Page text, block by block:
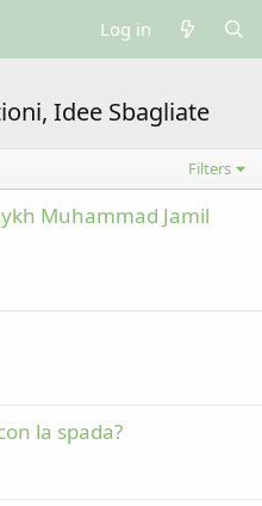
Log in
Idee Sbagliate
Filters
Muhammad Jamil
la spada?